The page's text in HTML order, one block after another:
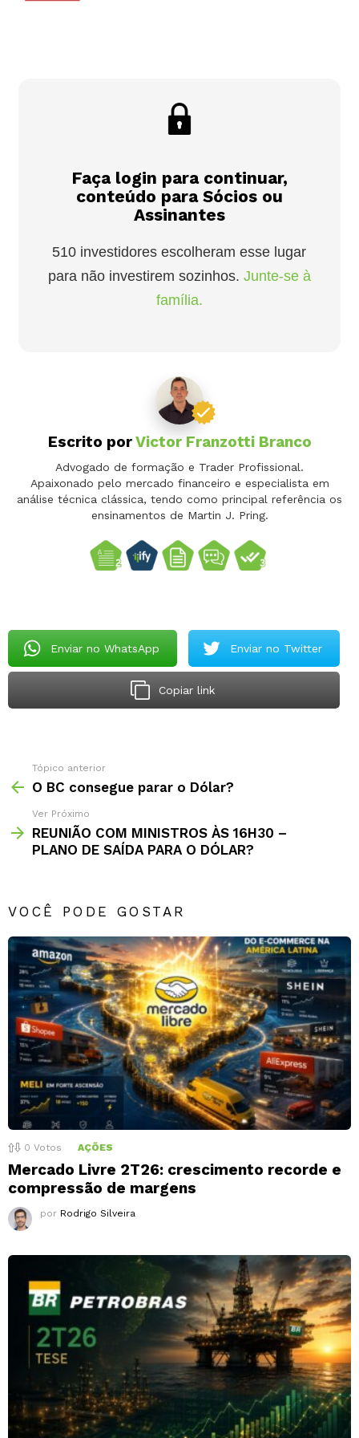
Faça login para continuar,
conteúdo para Sócios ou
Assinantes
510 investidores escolheram esse lugar
para não investirem sozinhos. Junte-se à
família.
Escrito porVictor Franzotti Branco
Advogado de formação e Trader Profissional.
Apaixonado pelo mercado financeiro e especialista em
análise técnica clássica, tendo como principal referência os
ensinamentos de Martin J. Pring.
Enviar no WhatsApp Enviar no Twitter
Copiar link
Tópico anterior
O BC consegue parar o Dólar?
Ver Próximo
REUNIÃO COM MINISTROS ÀS 16H30 –
PLANO DE SAÍDA PARA O DÓLAR?
VOCÊ PODE GOSTAR
0 Votos AÇÕES
Mercado Livre 2T26: crescimento recorde e
compressão de margens
por Rodrigo Silveira